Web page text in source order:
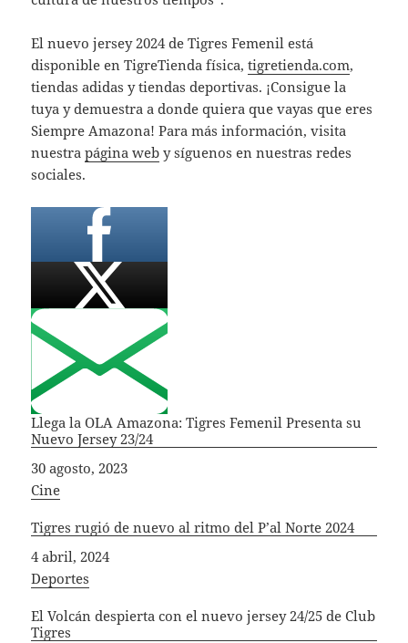
El nuevo jersey 2024 de Tigres Femenil está
disponible en TigreTienda física,tigretienda.com,
tiendas adidas y tiendas deportivas. ¡Consigue la
tuya y demuestra a donde quiera que vayas que eres
Siempre Amazona! Para más información, visita
nuestrapágina web y síguenos en nuestras redes
sociales.
Llega la OLA Amazona: Tigres Femenil Presenta su
Nuevo Jersey 23/24
Fecha
30 agosto, 2023
In relation to
Cine
Tigres rugió de nuevo al ritmo del P’al Norte 2024
Fecha
4 abril, 2024
In relation to
Deportes
El Volcán despierta con el nuevo jersey 24/25 de Club
Tigres